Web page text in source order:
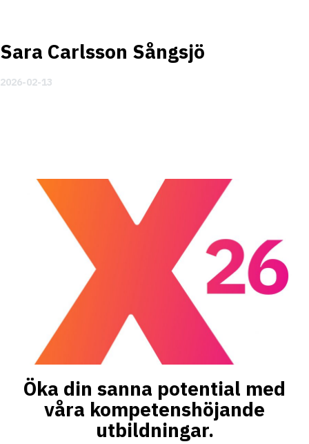
Sara Carlsson Sångsjö
2026-02-13
Öka din sanna potential med
våra kompetenshöjande
utbildningar.